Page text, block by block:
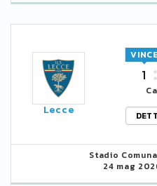
Lecce
1
VINCE
Stadio
24 mag